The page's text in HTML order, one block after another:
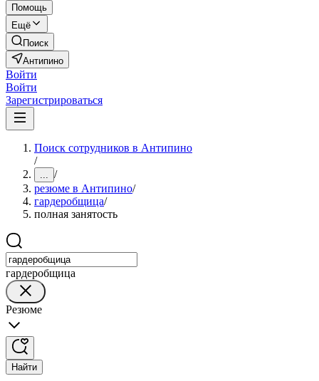
Помощь
Ещё
Поиск
Антипино
Войти
Войти
Зарегистрироваться
Поиск сотрудников в Антипино
/
... /
резюме в Антипино/
гардеробщица/
полная занятость
гардеробщица
Резюме
Найти